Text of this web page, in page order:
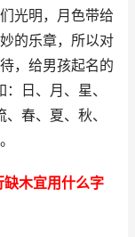
光明，月色带给
的乐章，所以对
，给男孩起名的
日、月、星、
春、夏、秋、
木宜用什么字